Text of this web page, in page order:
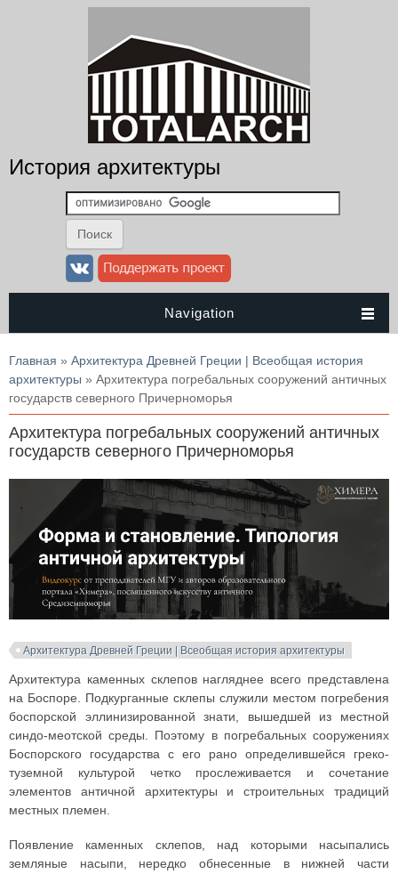
История архитектуры
Navigation
Вы здесь
Главная » Архитектура Древней Греции | Всеобщая история
архитектуры » Архитектура погребальных сооружений античных
государств северного Причерноморья
Архитектура погребальных сооружений античных
государств северного Причерноморья
Архитектура Древней Греции | Всеобщая история архитектуры
Архитектура каменных склепов нагляднее всего представлена
на Боспоре. Подкурганные склепы служили местом погребения
боспорской эллинизированной знати, вышедшей из местной
синдо-меотской среды. Поэтому в погребальных сооружениях
Боспорского государства с его рано определившейся греко-
туземной культурой четко прослеживается и сочетание
элементов античной архитектуры и строительных традиций
местных племен.
Появление каменных склепов, над которыми насыпались
земляные насыпи, нередко обнесенные в нижней части